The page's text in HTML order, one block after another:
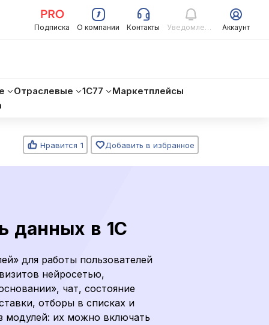
Подписка О компании Контакты Уведомления Аккаунт
Отраслевые 1C77
Маркетплейсы
Нравится 1 Добавить в избранное
данных в 1С
для работы пользователей
нейросетью,
чат, состояние
отборы в списках и
модулей: их можно включать